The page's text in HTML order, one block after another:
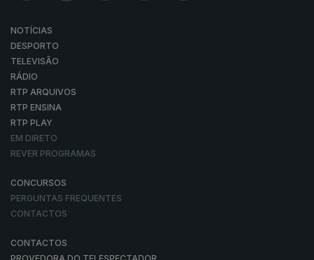
NOTÍCIAS
DESPORTO
TELEVISÃO
RÁDIO
RTP ARQUIVOS
RTP ENSINA
RTP PLAY
EM DIRETO
REVER PROGRAMAS
CONCURSOS
PERGUNTAS FREQUENTES
CONTACTOS
CONTACTOS